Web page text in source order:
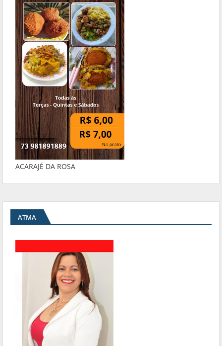
ACARAJÉ DA ROSA
ATMA